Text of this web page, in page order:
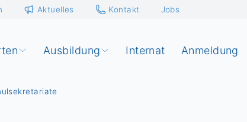
Aktuelles Kontakt Jobs
Ausbildung Internat Anmeldung